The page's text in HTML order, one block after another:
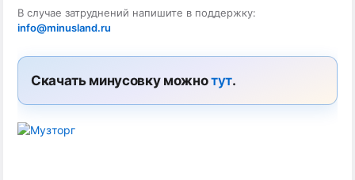
В случае затруднений напишите в поддержку:
info@minusland.ru
Скачать минусовку можнотут.